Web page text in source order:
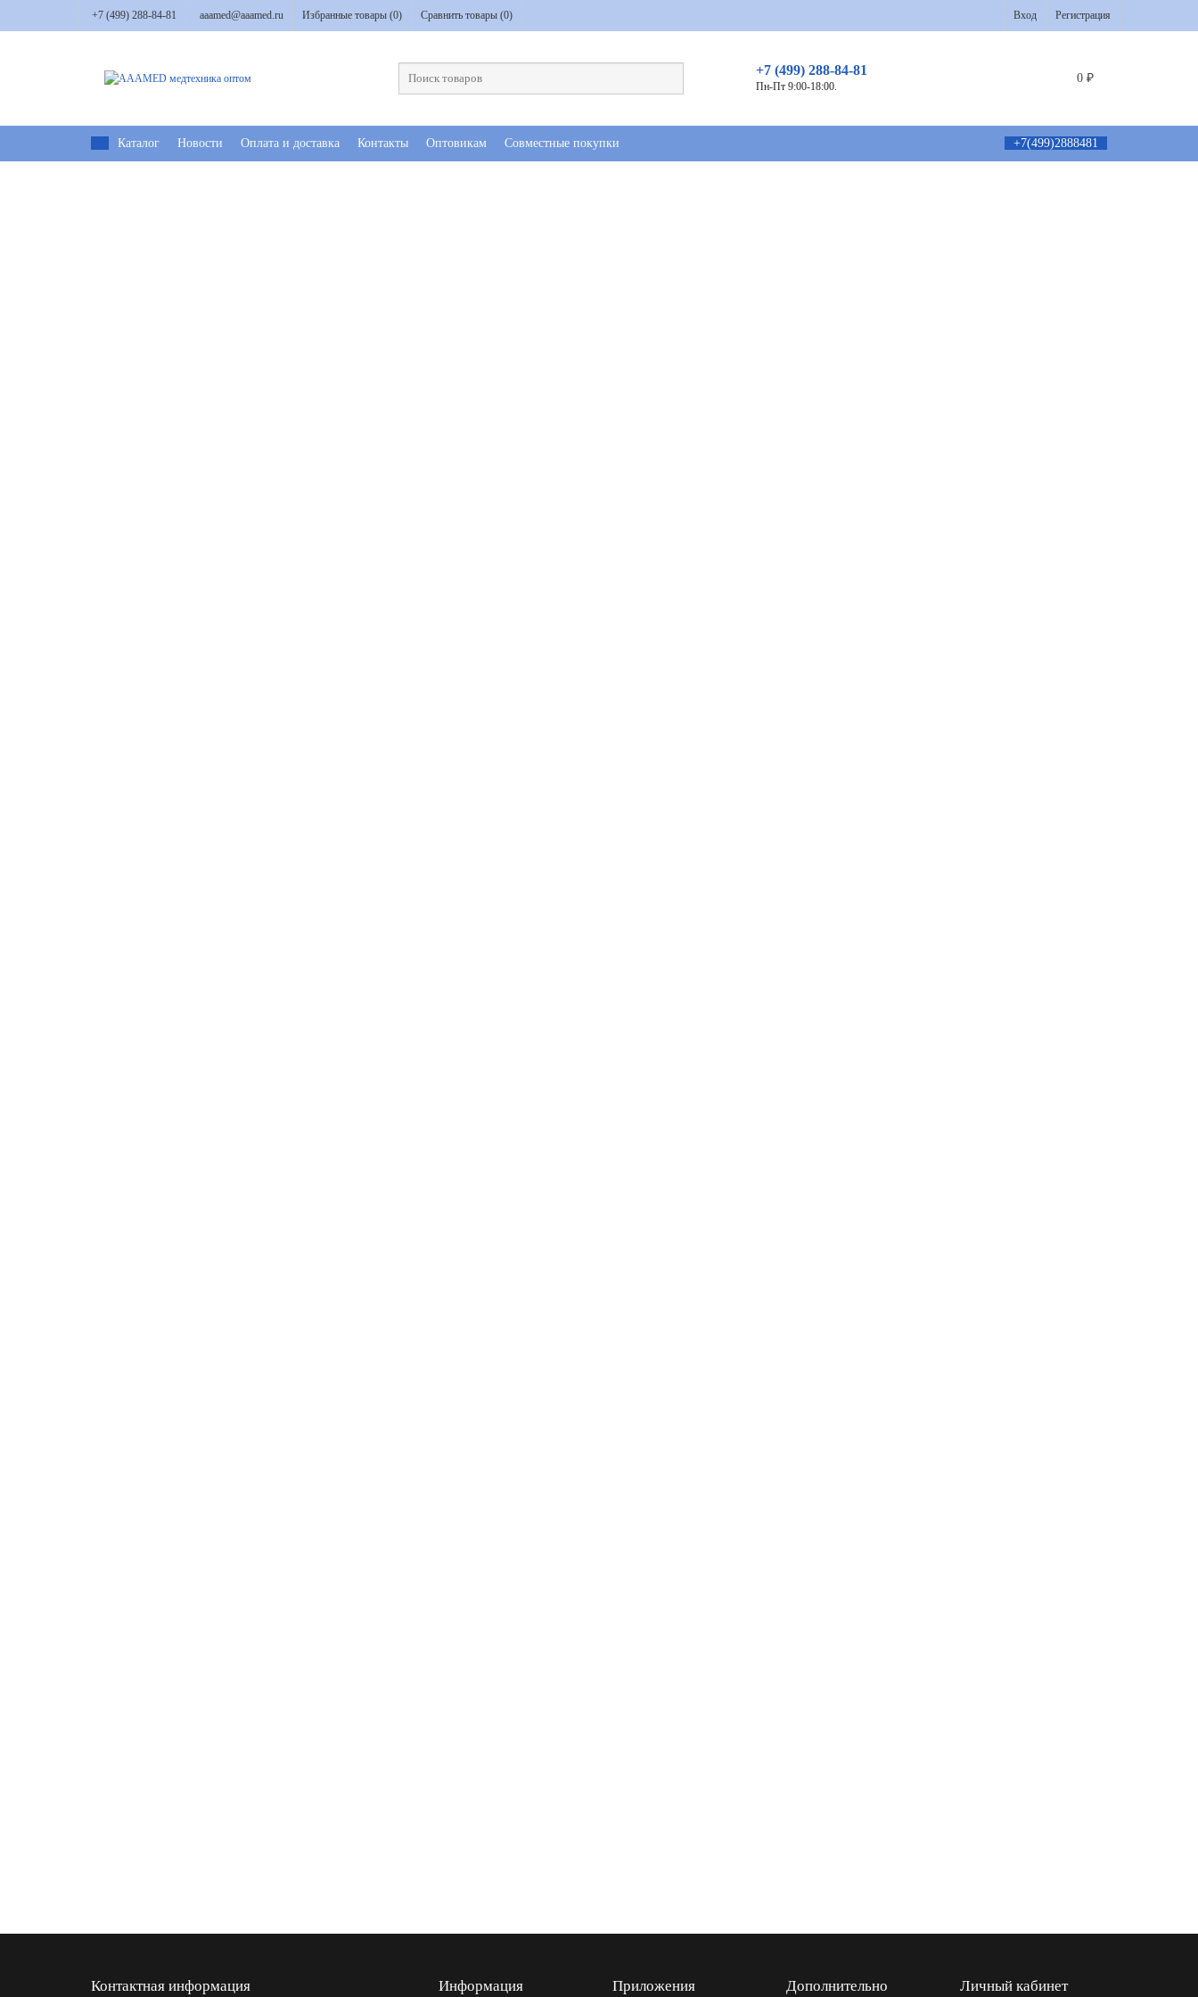
+7 (499) 288-84-81 aaamed@aaamed.ru Избранные товары (0) Сравнить товары (0) Вход Регистрация
+7 (499) 288-84-81
Пн-Пт 9:00-18:00.
0 ₽
Каталог Новости Оплата и доставка Контакты Оптовикам Совместные покупки +7(499)2888481
Контактная информация Информация Приложения Дополнительно Личный кабинет